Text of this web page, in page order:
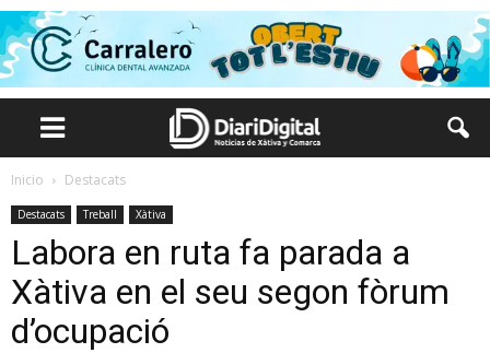
Inicio Destacats
Destacats Treball Xàtiva
Labora en ruta fa parada a
Xàtiva en el seu segon fòrum
d’ocupació